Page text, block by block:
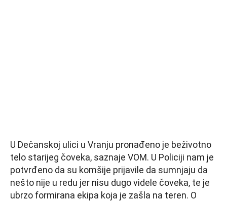
U Dečanskoj ulici u Vranju pronađeno je beživotno
telo starijeg čoveka, saznaje VOM. U Policiji nam je
potvrđeno da su komšije prijavile da sumnjaju da
nešto nije u redu jer nisu dugo videle čoveka, te je
ubrzo formirana ekipa koja je zašla na teren. O